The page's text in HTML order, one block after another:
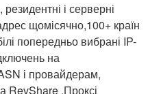
і серверні
щомісячно,100+ країн
попередньо вибрані IP-
на
і провайдерам,
RevShare ,Проксі